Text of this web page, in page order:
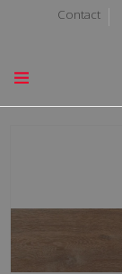
Contact